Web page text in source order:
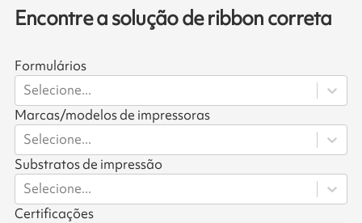
Encontre a solução de ribbon correta
Formulários
Selecione...
Marcas/modelos de impressoras
Selecione...
Substratos de impressão
Selecione...
Certificações